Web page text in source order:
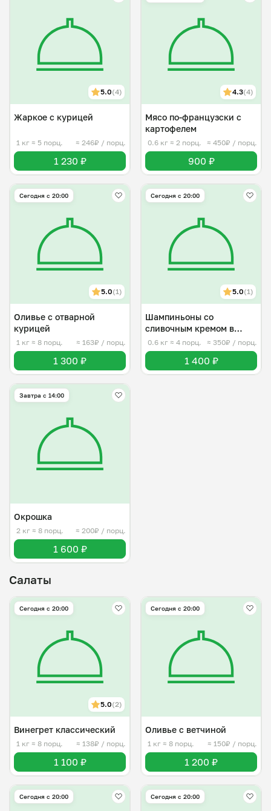
5.0(4)
Жаркое с курицей
1 кг ≈ 5 порц. ≈ 246₽ / порц.
1 230 ₽
4.3(4)
Мясо по-французски с
картофелем
0.6 кг ≈ 2 порц. ≈ 450₽ / порц.
900 ₽
Сегодня с 20:00
5.0(1)
Оливье с отварной
курицей
1 кг ≈ 8 порц. ≈ 163₽ / порц.
1 300 ₽
Сегодня с 20:00
5.0(1)
Шампиньоны со
сливочным кремом в
беконе
0.6 кг ≈ 4 порц. ≈ 350₽ / порц.
1 400 ₽
Завтра c 14:00
Окрошка
2 кг ≈ 8 порц. ≈ 200₽ / порц.
1 600 ₽
Салаты
Сегодня с 20:00
5.0(2)
Винегрет классический
1 кг ≈ 8 порц. ≈ 138₽ / порц.
1 100 ₽
Сегодня с 20:00
Оливье с ветчиной
1 кг ≈ 8 порц. ≈ 150₽ / порц.
1 200 ₽
Сегодня с 20:00 Сегодня с 20:00